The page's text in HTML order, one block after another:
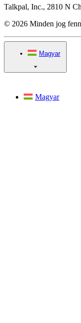
Talkpal, Inc., 2810 N
© 2026 Minden jog
Magyar
Magyar